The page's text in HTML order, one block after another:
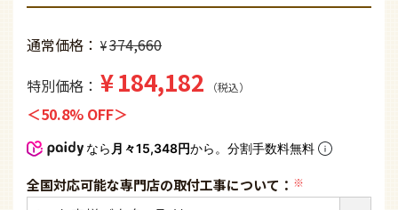
通常価格 ¥374,660
特別価格
¥184,182 税込
50.8% OFF
なら 月々15,348円から。分割手数料無料
全国対応可能な専門店の取付工事について：
(必